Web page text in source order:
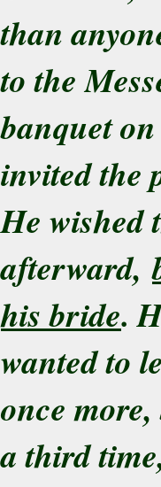
than
to the
banquet
invited the
He wished
afterward,
his bride.
wanted to
once
a third